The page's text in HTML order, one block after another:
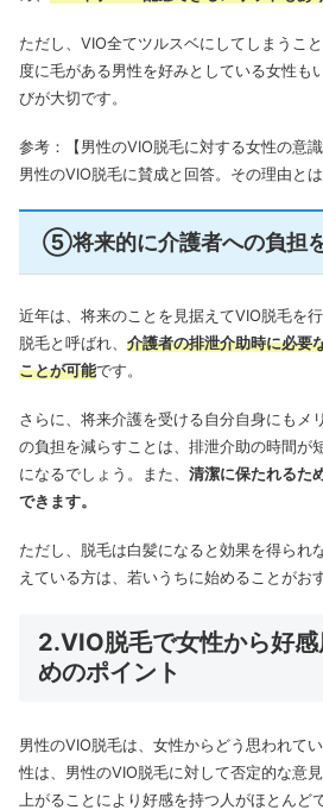
ただし、VIO全てツルスベにしてしまうこ
度に毛がある男性を好みとしている女性も
びが大切です。
参考：
【男性のVIO脱毛に対する女性の意
男性のVIO脱毛に賛成と回答。その理由とは
⑤将来的に介護者への負担
近年は、将来のことを見据えてVIO脱毛を
脱毛と呼ばれ、 介護者の排泄介助時に必要
ことが可能です。
さらに、将来介護を受ける自分自身にもメ
の負担を減らすことは、排泄介助の時間が
になるでしょう。また、 清潔に保たれるた
できます。
ただし、脱毛は白髪になると効果を得られ
えている方は、若いうちに始めることがお
2.VIO脱毛で女性から好
めのポイント
男性のVIO脱毛は、女性からどう思われて
性は、男性のVIO脱毛に対して否定的な意
上がることにより好感を持つ人がほとんど